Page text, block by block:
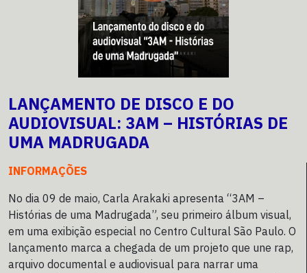
LANÇAMENTO DE DISCO E DO
AUDIOVISUAL: 3AM – HISTÓRIAS DE
UMA MADRUGADA
INFORMAÇÕES
No dia 09 de maio, Carla Arakaki apresenta “3AM –
Histórias de uma Madrugada”, seu primeiro álbum visual,
em uma exibição especial no Centro Cultural São Paulo. O
lançamento marca a chegada de um projeto que une rap,
arquivo documental e audiovisual para narrar uma